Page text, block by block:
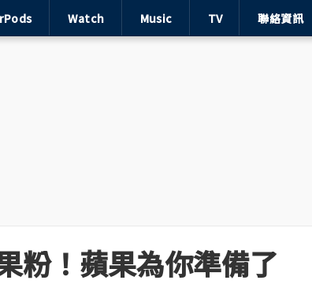
Watch Music TV 聯絡資訊
粉！蘋果為你準備了